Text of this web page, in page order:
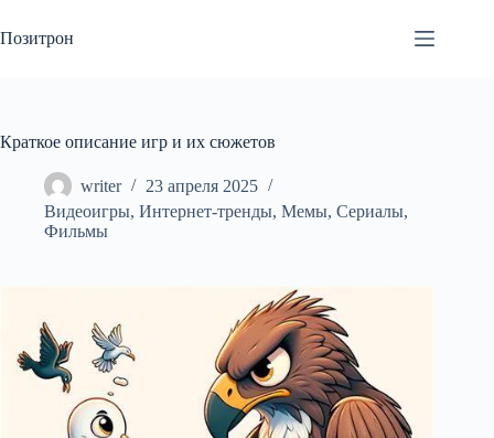
к
сути
Позитрон
Краткое описание игр и их сюжетов
writer
23 апреля 2025
Видеоигры, Интернет-тренды, Мемы, Сериалы,
Фильмы